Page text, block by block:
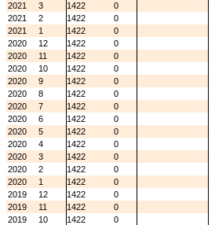
2021
3 1422
0
2021
2 1422
0
2021
1 1422
0
2020
12 1422
0
2020
11 1422
0
2020
10 1422
0
2020
9 1422
0
2020
8 1422
0
2020
7 1422
0
2020
6 1422
0
2020
5 1422
0
2020
4 1422
0
2020
3 1422
0
2020
2 1422
0
2020
1 1422
0
2019
12 1422
0
2019
11 1422
0
2019
10 1422
0